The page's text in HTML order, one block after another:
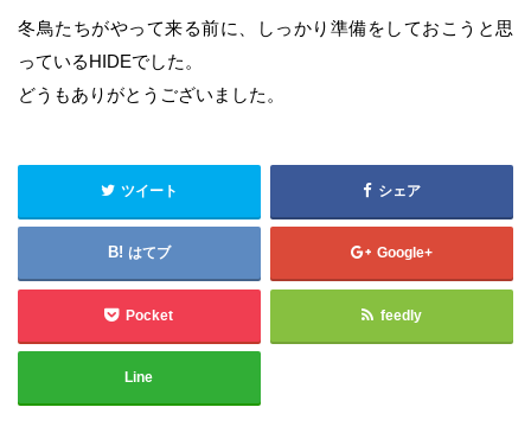
冬鳥たちがやって来る前に、しっかり準備をしておこうと思
っているHIDEでした。
どうもありがとうございました。
ツイート シェア
はてブ Google+
Pocket feedly
Line